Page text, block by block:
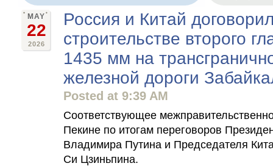
MAY
22
2026
Россия и Китай
строительстве второго
1435 мм на
железной дороги
Posted at 9:39 AM
Соответствующее
Пекине по итогам переговоров
Владимира Путина и Председателя
Си Цзиньпина.